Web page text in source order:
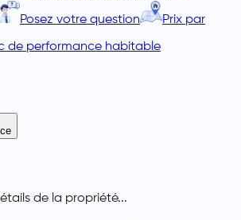
Posez votre question Prix par
de performance habitable
de la propriété...